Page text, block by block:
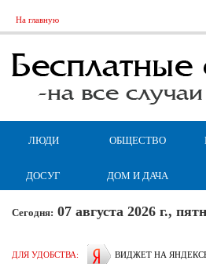
На главную
ЛЮДИ ОБЩЕСТВО
ДОСУГ ДОМ И ДАЧА
Сегодня: 07 августа 2026 г.,
ДЛЯ УДОБСТВА: ВИДЖЕТ НА